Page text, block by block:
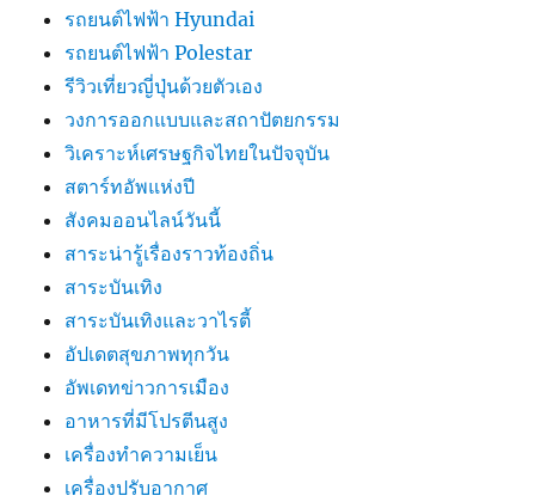
รถยนต์ไฟฟ้า Hyundai
รถยนต์ไฟฟ้า Polestar
รีวิวเที่ยวญี่ปุ่นด้วยตัวเอง
วงการออกแบบและสถาปัตยกรรม
วิเคราะห์เศรษฐกิจไทยในปัจจุบัน
สตาร์ทอัพแห่งปี
สังคมออนไลน์วันนี้
สาระน่ารู้เรื่องราวท้องถิ่น
สาระบันเทิง
สาระบันเทิงและวาไรตี้
อัปเดตสุขภาพทุกวัน
อัพเดทข่าวการเมือง
อาหารที่มีโปรตีนสูง
เครื่องทำความเย็น
เครื่องปรับอากาศ